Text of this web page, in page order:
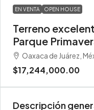
EN VENTA OPEN HOUSE
Terreno
Parque
Oaxaca de Juárez,
$17,244,000.00
Descripción